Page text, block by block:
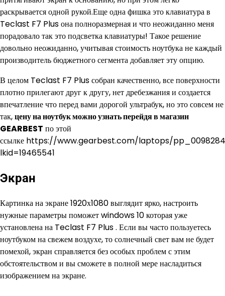
раскрывается одной рукой.Еще одна фишка это клавиатура в
Teclast F7 Plus она полноразмерная и что неожиданно меня
порадовало так это подсветка клавиатуры! Такое решение
довольно неожиданно, учитывая стоимость ноутбука не каждый
производитель бюджетного сегмента добавляет эту опцию.
В целом Teclast F7 Plus собран качественно, все поверхности
плотно прилегают друг к другу, нет дребезжания и создается
впечатление что перед вами дорогой ультрабук, но это совсем не
так,цену на ноутбук можно узнать перейдя в магазин
GEARBEST по этой
ссылке https://www.gearbest.com/laptops/
lkid=19465541
Экран
Картинка на экране 1920х1080 выглядит ярко, настроить
нужные параметры поможет windows 10 которая уже
установлена на Teclast F7 Plus . Если вы часто пользуетесь
ноутбуком на свежем воздухе, то солнечный свет вам не будет
помехой, экран справляется без особых проблем с этим
обстоятельством и вы сможете в полной мере насладиться
изображением на экране.